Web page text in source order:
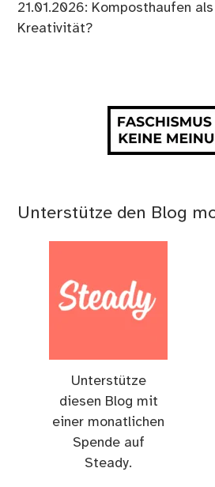
21.01.2026: Komposthaufen
Kreativität?
Unterstütze den Blog
Unterstütze
diesen Blog mit
einer monatlichen
Spende auf
Steady.